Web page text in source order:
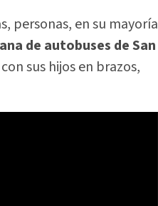
personas, en su mayoría
de autobuses de San
sus hijos en brazos,